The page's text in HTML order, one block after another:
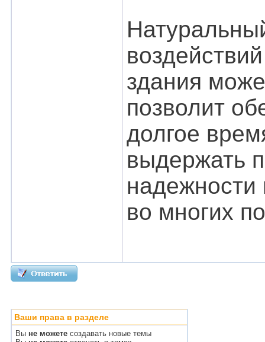
здания
позволит
долгое
выдержать
надежности
во многих
Ваши права в разделе
Вы не можете создавать новые темы